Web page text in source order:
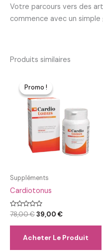
Votre parcours vers des
commence avec un
Produits similaires
Promo !
Promo !
Suppléments
Cardiotonus
Note
sur
78,00€Le
était :
39,00 €Le
est :
Acheter Le Produit